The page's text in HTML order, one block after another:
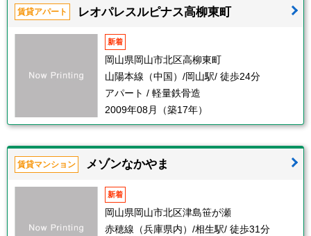
賃貸アパート レオパレスルピナス高柳東町
新着
岡山県岡山市北区高柳東町
山陽本線（中国）/岡山駅/ 徒歩24分
アパート / 軽量鉄骨造
2009年08月（築17年）
賃貸マンション メゾンなかやま
新着
岡山県岡山市北区津島笹が瀬
赤穂線（兵庫県内）/相生駅/ 徒歩31分